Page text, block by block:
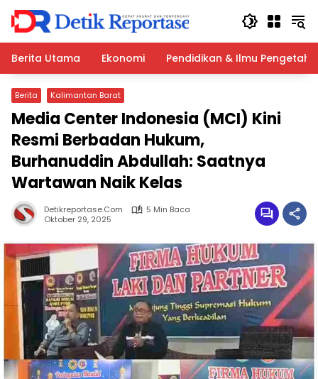
Langsung
konten
Berita Utama
Ekonomi Pendidikan & Ilmu
Berita Kalimantan Barat
Media Center Indonesia (MCI) Kini
Resmi Berbadan Hukum,
Burhanuddin Abdullah: Saatnya
Wartawan Naik Kelas
Detikreportase.com
5 Min Baca
Oktober 29, 2025